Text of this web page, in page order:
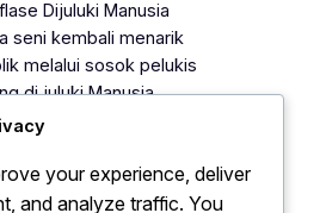
Dijuluki Manusia
seni kembali menarik
melalui sosok pelukis
di juluki Manusia
tersebut muncul
lukisan secara
sehingga objek yang
your experience, deliver
and analyze traffic. You